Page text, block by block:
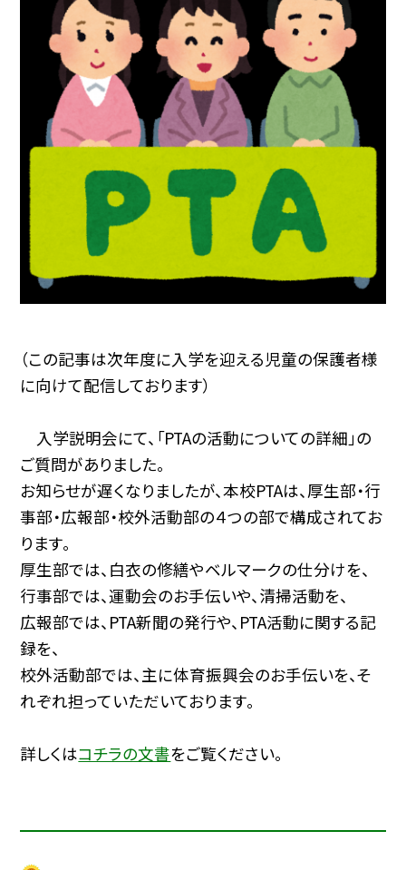
（この記事は次年度に入学を迎える児童の保護者様
に向けて配信しております）
入学説明会にて、「PTAの活動についての詳細」の
ご質問がありました。
お知らせが遅くなりましたが、本校PTAは、厚生部・行
事部・広報部・校外活動部の４つの部で構成されてお
ります。
厚生部では、白衣の修繕やベルマークの仕分けを、
行事部では、運動会のお手伝いや、清掃活動を、
広報部では、PTA新聞の発行や、PTA活動に関する記
録を、
校外活動部では、主に体育振興会のお手伝いを、そ
れぞれ担っていただいております。
詳しくはコチラの文書をご覧ください。